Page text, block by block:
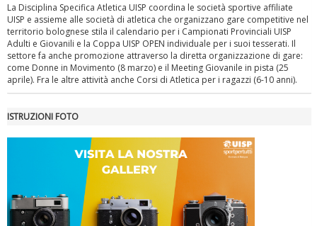
La Disciplina Specifica Atletica UISP coordina le società sportive affiliate
UISP e assieme alle società di atletica che organizzano gare competitive nel
territorio bolognese stila il calendario per i Campionati Provinciali UISP
Adulti e Giovanili e la Coppa UISP OPEN individuale per i suoi tesserati. Il
settore fa anche promozione attraverso la diretta organizzazione di gare:
come Donne in Movimento (8 marzo) e il Meeting Giovanile in pista (25
aprile). Fra le altre attività anche Corsi di Atletica per i ragazzi (6-10 anni).
ISTRUZIONI FOTO